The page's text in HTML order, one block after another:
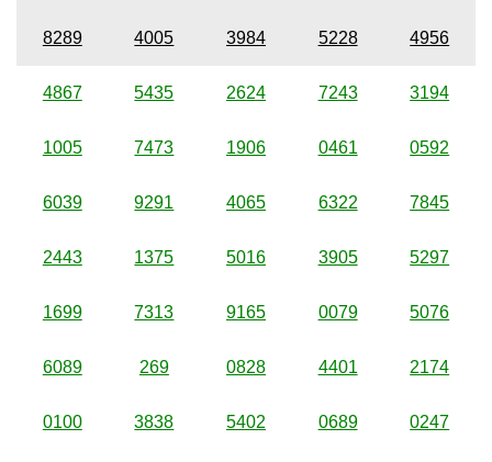
8289 4005 3984 5228 4956
4867 5435 2624 7243 3194
1005 7473 1906 0461 0592
6039 9291 4065 6322 7845
2443 1375 5016 3905 5297
1699 7313 9165 0079 5076
6089 269 0828 4401 2174
0100 3838 5402 0689 0247